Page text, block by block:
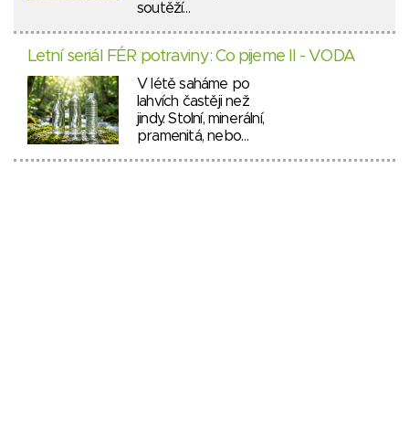
soutěží…
Letní seriál FÉR potraviny: Co pijeme II - VODA
V létě saháme po
lahvích častěji než
jindy. Stolní, minerální,
pramenitá, nebo…